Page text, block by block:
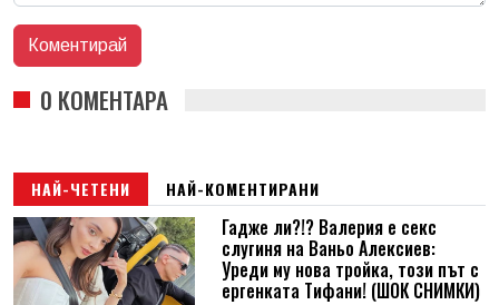
0 КОМЕНТАРА
НАЙ-ЧЕТЕНИ НАЙ-КОМЕНТИРАНИ
Гадже ли?!? Валерия е секс
слугиня на Ваньо Алексиев:
Уреди му нова тройка, този път с
ергенката Тифани! (ШОК СНИМКИ)